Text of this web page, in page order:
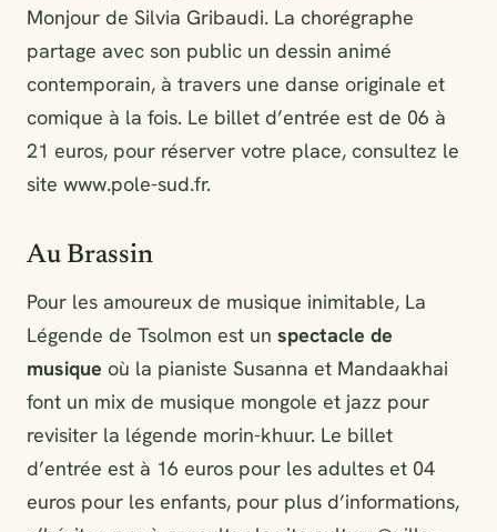
Monjour de Silvia Gribaudi. La chorégraphe
partage avec son public un dessin animé
contemporain, à travers une danse originale et
comique à la fois. Le billet d’entrée est de 06 à
21 euros, pour réserver votre place, consultez le
site www.pole-sud.fr.
Au Brassin
Pour les amoureux de musique inimitable, La
Légende de Tsolmon est un spectacle de
musique où la pianiste Susanna et Mandaakhai
font un mix de musique mongole et jazz pour
revisiter la légende morin-khuur. Le billet
d’entrée est à 16 euros pour les adultes et 04
euros pour les enfants, pour plus d’informations,